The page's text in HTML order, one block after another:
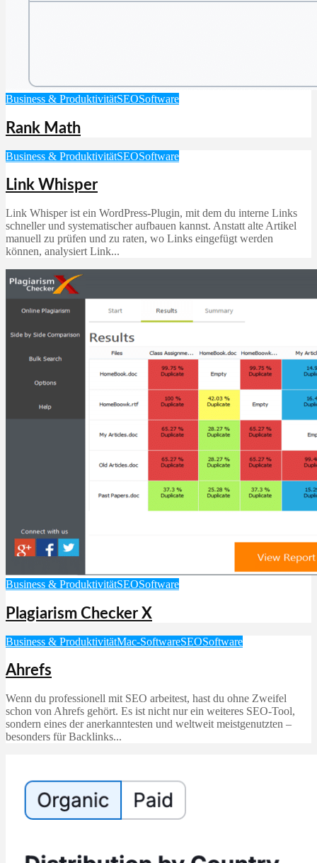
Business & ProduktivitätSEOSoftware
Rank Math
Business & ProduktivitätSEOSoftware
Link Whisper
Link Whisper ist ein WordPress-Plugin, mit dem du interne Links
schneller und systematischer aufbauen kannst. Anstatt alte Artikel
manuell zu prüfen und zu raten, wo Links eingefügt werden
können, analysiert Link...
Business & ProduktivitätSEOSoftware
Plagiarism Checker X
Business & ProduktivitätMac-SoftwareSEOSoftware
Ahrefs
Wenn du professionell mit SEO arbeitest, hast du ohne Zweifel
schon von Ahrefs gehört. Es ist nicht nur ein weiteres SEO-Tool,
sondern eines der anerkanntesten und weltweit meistgenutzten –
besonders für Backlinks...